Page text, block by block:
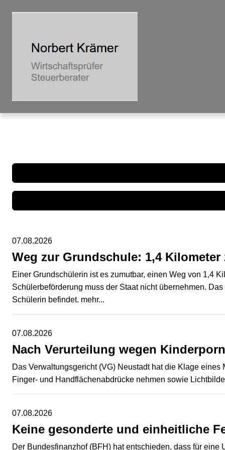
07.08.2026
Weg zur Grundschule: 1,4
Einer Grundschülerin ist es zumutbar, einen Weg von 1,4
Schülerbeförderung muss der Staat nicht übernehmen.
Schülerin befindet. mehr...
07.08.2026
Nach Verurteilung wegen
Das Verwaltungsgericht (VG) Neustadt hat die Klage
Finger- und Handflächenabdrücke nehmen sowie
07.08.2026
Keine gesonderte und einheitliche
Der Bundesfinanzhof (BFH) hat entschieden, dass für